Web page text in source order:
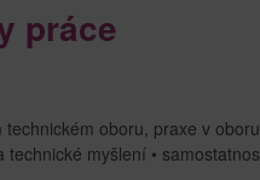
práce
oboru, praxe v
myšlení •